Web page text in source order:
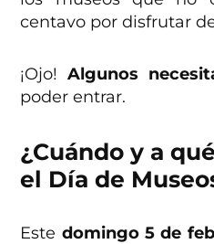
centavo por disfrutar
¡Ojo!Algunos
poder entrar.
¿Cuándo y a
el Día de
Este domingo 5 de